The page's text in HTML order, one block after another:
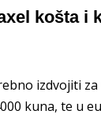
košta i
izdvojiti
kuna, te u